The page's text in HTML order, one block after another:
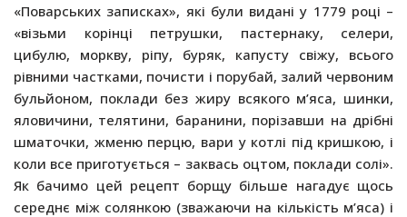
«Поварських записках», які були видані у 1779 році –
«візьми корінці петрушки, пастернаку, селери,
цибулю, моркву, ріпу, буряк, капусту свіжу, всього
рівними частками, почисти і порубай, залий червоним
бульйоном, поклади без жиру всякого м’яса, шинки,
яловичини, телятини, баранини, порізавши на дрібні
шматочки, жменю перцю, вари у котлі під кришкою, і
коли все приготується – заквась оцтом, поклади солі».
Як бачимо цей рецепт борщу більше нагадує щось
середнє між солянкою (зважаючи на кількість м’яса) і